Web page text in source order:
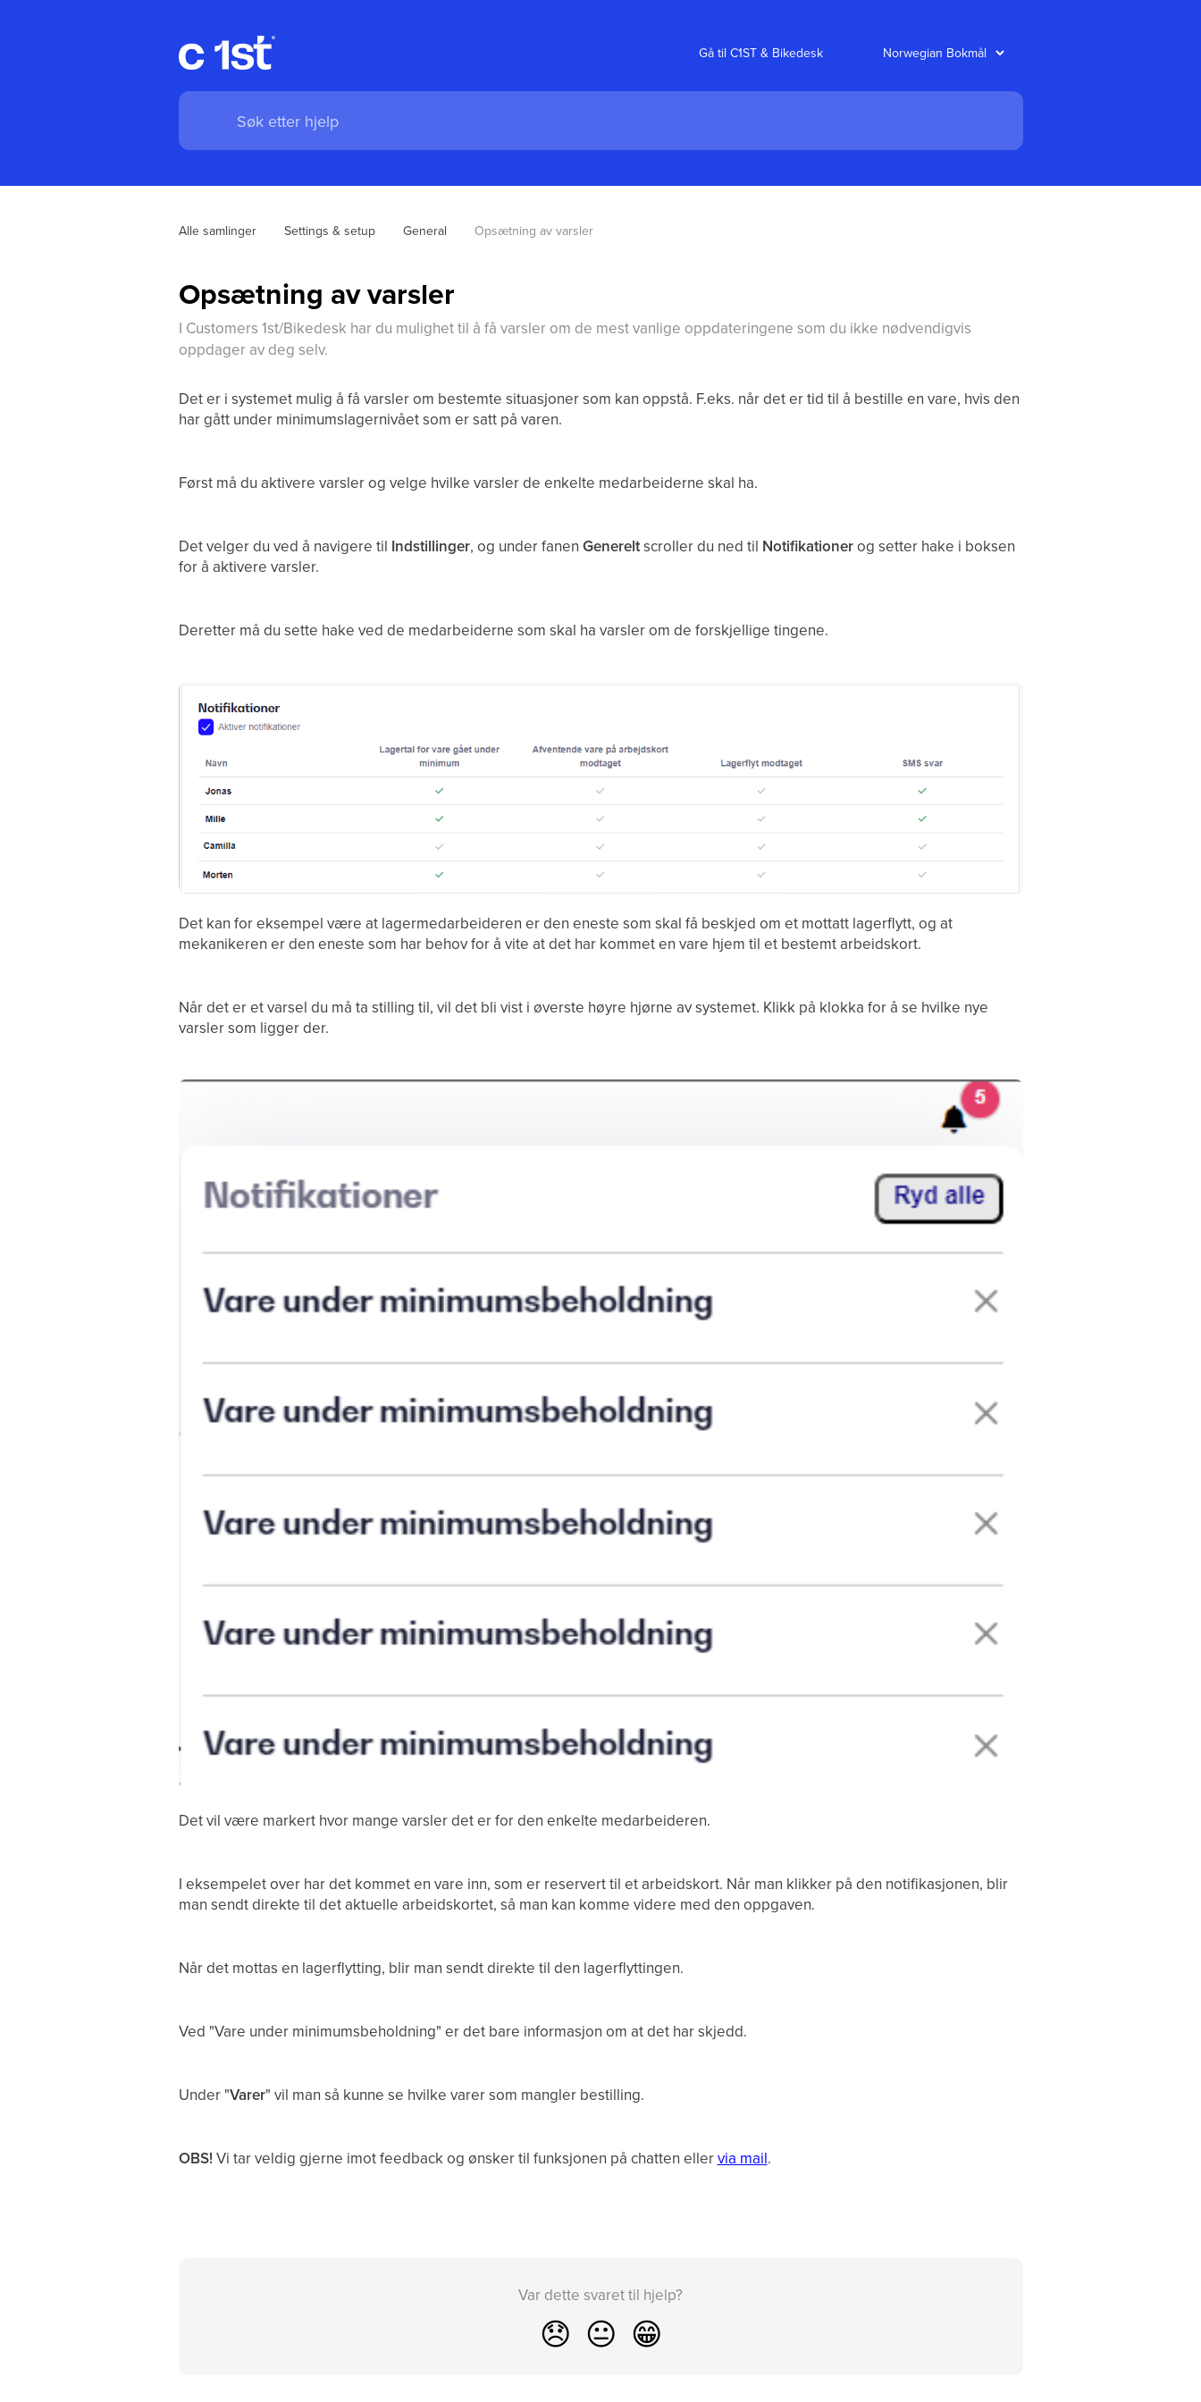
Gå til C1ST & Bikedesk
Alle samlinger Settings & setup General Opsætning av varsler
Opsætning av varsler
I Customers 1st/Bikedesk har du mulighet til å få varsler om de mest vanlige oppdateringene som du ikke nødvendigvis
oppdager av deg selv.
Det er i systemet mulig å få varsler om bestemte situasjoner som kan oppstå. F.eks. når det er tid til å bestille en vare, hvis den
har gått under minimumslagernivået som er satt på varen.
Først må du aktivere varsler og velge hvilke varsler de enkelte medarbeiderne skal ha.
Det velger du ved å navigere til Indstillinger, og under fanen Genereltscroller du ned til Notifikationerog setter hake i boksen
for å aktivere varsler.
Deretter må du sette hake ved de medarbeiderne som skal ha varsler om de forskjellige tingene.
Det kan for eksempel være at lagermedarbeideren er den eneste som skal få beskjed om et mottatt lagerflytt, og at
mekanikeren er den eneste som har behov for å vite at det har kommet en vare hjem til et bestemt arbeidskort.
Når det er et varsel du må ta stilling til, vil det bli vist i øverste høyre hjørne av systemet. Klikk på klokka for å se hvilke nye
varsler som ligger der.
Det vil være markert hvor mange varsler det er for den enkelte medarbeideren.
I eksempelet over har det kommet en vare inn, som er reservert til et arbeidskort. Når man klikker på den notifikasjonen, blir
man sendt direkte til det aktuelle arbeidskortet, så man kan komme videre med den oppgaven.
Når det mottas en lagerflytting, blir man sendt direkte til den lagerflyttingen.
Ved "Vare under minimumsbeholdning" er det bare informasjon om at det har skjedd.
Under "Varer" vil man så kunne se hvilke varer som mangler bestilling.
OBS!Vi tar veldig gjerne imot feedback og ønsker til funksjonen på chatten ellervia mail.
Var dette svaret til hjelp?
😞 😐 😁